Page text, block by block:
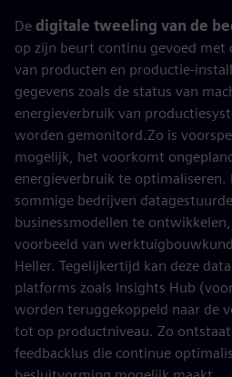
De digitale tweeling van de
op zijn beurt continu gevoed met
van producten en productie-
gegevens zoals de status van
energieverbruik van
worden gemonitord.Zo is
mogelijk, het voorkomt
energieverbruik te optimaliseren.
sommige bedrijven
businessmodellen te
voorbeeld van
Heller. Tegelijkertijd kan deze
platforms zoals Insights Hub
worden teruggekoppeld naar de
tot op productniveau. Zo
feedbacklus die continue